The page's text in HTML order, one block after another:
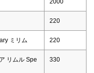
220
ミリム 220
リムル Spe
330